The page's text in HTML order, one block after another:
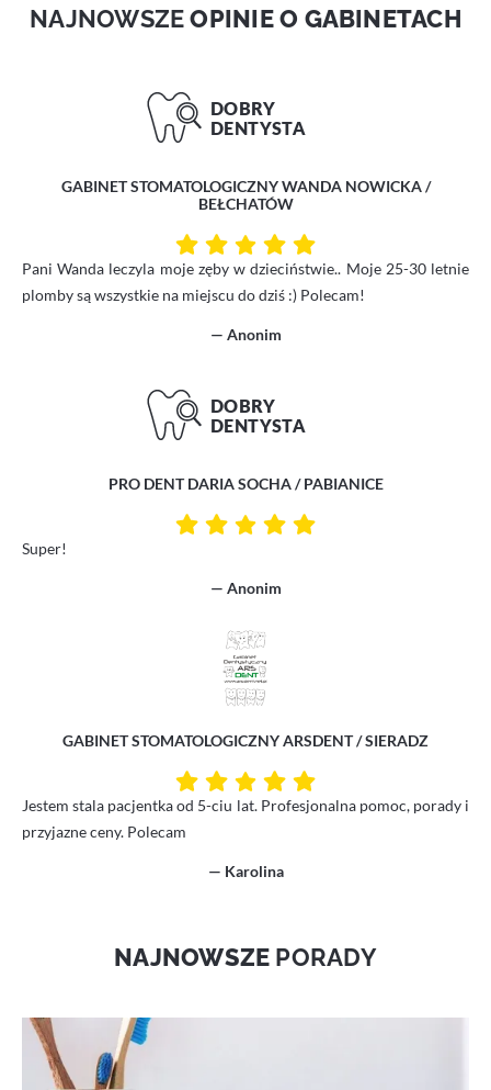
NAJNOWSZEOPINIE O GABINETACH
GABINET STOMATOLOGICZNY WANDA NOWICKA /
BEŁCHATÓW
Pani Wanda leczyla moje zęby w dzieciństwie.. Moje 25-30 letnie
plomby są wszystkie na miejscu do dziś :) Polecam!
— Anonim
PRO DENT DARIA SOCHA / PABIANICE
Super!
— Anonim
GABINET STOMATOLOGICZNY ARSDENT / SIERADZ
Jestem stala pacjentka od 5-ciu lat. Profesjonalna pomoc, porady i
przyjazne ceny. Polecam
— Karolina
NAJNOWSZE PORADY